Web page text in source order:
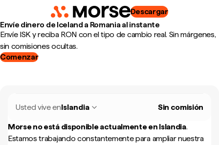
Descargar
Envíe dinero de Iceland a Romania al instante
Envíe ISK y reciba RON con el tipo de cambio real. Sin márgenes,
sin comisiones ocultas.
Comenzar
Usted vive enIslandia Sin comisión
Morse no está disponible actualmente en Islandia.
Estamos trabajando constantemente para ampliar nuestra